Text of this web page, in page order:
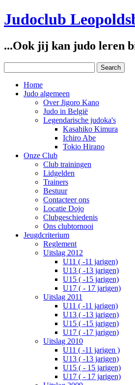
Judoclub
...Ook jij kan judo leren
Home
Judo algemeen
Over Jigoro Kano
Judo in België
Legendarische judoka's
Kasahiko Kimura
Ichiro Abe
Tokio Hirano
Onze Club
Club trainingen
Lidgelden
Trainers
Bestuur
Contacteer ons
Locatie Dojo
Clubgeschiedenis
Ons clubtornooi
Jeugdcriterium
Reglement
Uitslag 2012
U11 ( -11 jarigen)
U13 ( -13 jarigen)
U15 ( -15 jarigen)
U17 ( - 17 jarigen)
Uitslag 2011
U11 ( -11 jarigen)
U13 ( -13 jarigen)
U15 ( -15 jarigen)
U17 ( -17 jarigen)
Uitslag 2010
U11 ( -11 jarigen )
U13 ( -13 jarigen)
U15 ( - 15 jarigen)
U17 ( - 17 jarigen)